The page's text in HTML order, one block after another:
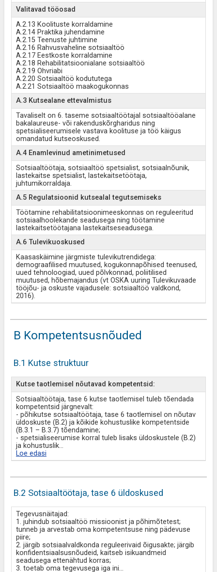
Valitavad tööosad
A.2.13 Koolituste korraldamine
A.2.14 Praktika juhendamine
A.2.15 Teenuste juhtimine
A.2.16 Rahvusvaheline sotsiaaltöö
A.2.17 Eestkoste korraldamine
A.2.18 Rehabilitatsioonialane sotsiaaltöö
A.2.19 Ohvriabi
A.2.20 Sotsiaaltöö kodututega
A.2.21 Sotsiaaltöö maakogukonnas
A.3 Kutsealane ettevalmistus
Tavaliselt on 6. taseme sotsiaaltöötajal sotsiaaltööalane
bakalaureuse- või rakenduskõrgharidus ning
spetsialiseerumisele vastava koolituse ja töö käigus
omandatud kutseoskused.
A.4 Enamlevinud ametinimetused
Sotsiaaltöötaja, sotsiaaltöö spetsialist, sotsiaalnõunik,
lastekaitse spetsialist, lastekaitsetöötaja,
juhtumikorraldaja.
A.5 Regulatsioonid kutsealal tegutsemiseks
Töötamine rehabilitatsioonimeeskonnas on reguleeritud
sotsiaalhoolekande seadusega ning töötamine
lastekaitsetöötajana lastekaitseseadusega.
A.6 Tulevikuoskused
Kaasaskäimine järgmiste tulevikutrendidega:
demograafilised muutused, kogukonnapõhised teenused,
uued tehnoloogiad, uued põlvkonnad, poliitilised
muutused, hõbemajandus (vt OSKA uuring Tulevikuvaade
tööjõu- ja oskuste vajadusele: sotsiaaltöö valdkond,
2016).
B Kompetentsusnõuded
B.1 Kutse struktuur
Kutse taotlemisel nõutavad kompetentsid:
Sotsiaaltöötaja, tase 6 kutse taotlemisel tuleb tõendada
kompetentsid järgnevalt:
- põhikutse sotsiaaltöötaja, tase 6 taotlemisel on nõutav
üldoskuste (B.2) ja kõikide kohustuslike kompetentside
(B.3.1 – B.3.7) tõendamine;
- spetsialiseerumise korral tuleb lisaks üldoskustele (B.2)
ja kohustuslik...
Loe edasi
B.2 Sotsiaaltöötaja, tase 6 üldoskused
Tegevusnäitajad:
1. juhindub sotsiaaltöö missioonist ja põhimõtetest;
tunneb ja arvestab oma kompetentsuse ning pädevuse
piire;
2. järgib sotsiaalvaldkonda reguleerivaid õigusakte; järgib
konfidentsiaalsusnõudeid, kaitseb isikuandmeid
seadusega ettenähtud korras;
3. toetab oma tegevusega iga ini...